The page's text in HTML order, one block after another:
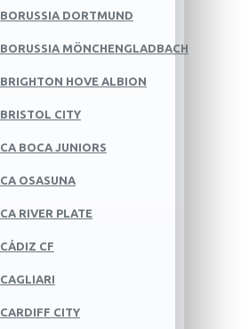
BORUSSIA DORTMUND
BORUSSIA MÖNCHENGLADBACH
BRIGHTON HOVE ALBION
BRISTOL CITY
CA BOCA JUNIORS
CA OSASUNA
CA RIVER PLATE
CÁDIZ CF
CAGLIARI
CARDIFF CITY